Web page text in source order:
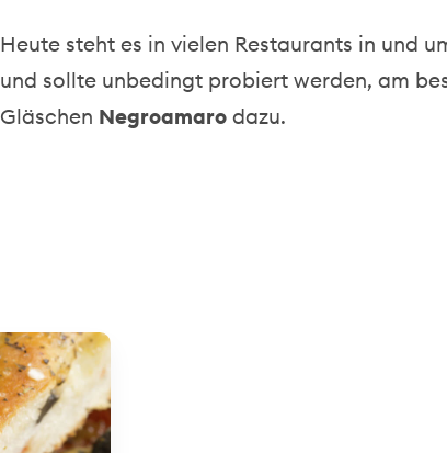
Heute steht es in vielen Restaurants in und
und sollte unbedingt probiert werden, am
Gläschen Negroamaro dazu.